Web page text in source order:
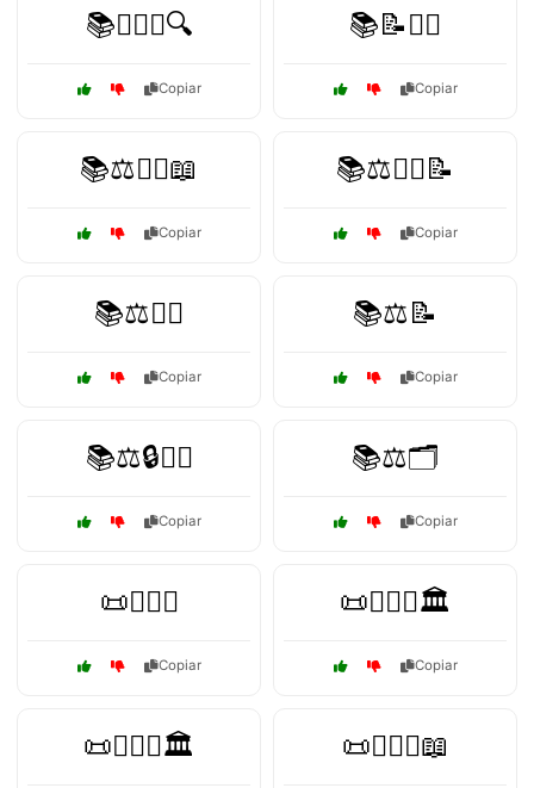
📚👩‍⚖️⚖️🔍
Copiar
📚📝👩‍⚖️
Copiar
📚⚖️👨‍⚖️📖
Copiar
📚⚖️👨‍⚖️📝
Copiar
📚⚖️👩‍⚖️
Copiar
📚⚖️📝
Copiar
📚⚖️🔒👩‍⚖️
Copiar
📚⚖️🗂️
Copiar
📜👨‍⚖️⚖️
Copiar
📜👨‍⚖️⚖️🏛️
Copiar
📜👩‍⚖️⚖️🏛️ 📜👩‍⚖️⚖️📖